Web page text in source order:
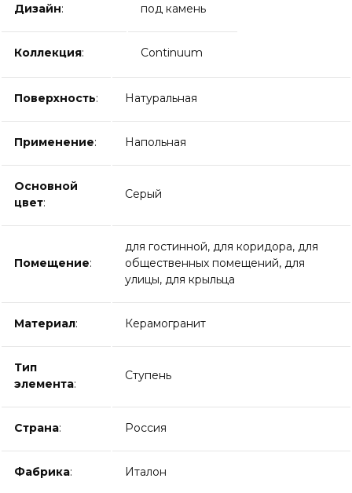
Дизайн: под камень
Коллекция: Continuum
Поверхность: Натуральная
Применение: Напольная
Основной
цвет:
Серый
Помещение:
для гостинной, для коридора, для
общественных помещений, для
улицы, для крыльца
Материал: Керамогранит
Тип
элемента:
Ступень
Страна: Россия
Фабрика: Италон